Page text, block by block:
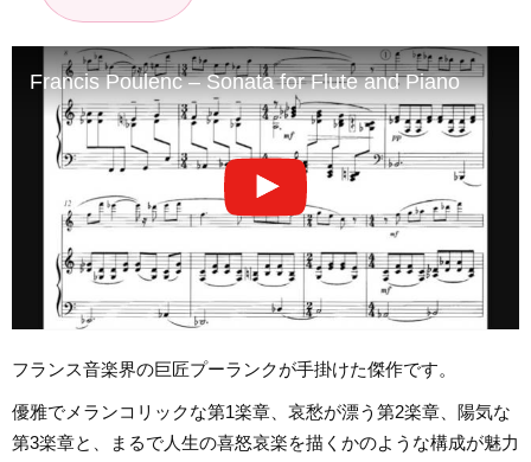
Francis Poulenc – Sonata for Flute and Piano
フランス音楽界の巨匠プーランクが手掛けた傑作です。
優雅でメランコリックな第1楽章、哀愁が漂う第2楽章、陽気な
第3楽章と、まるで人生の喜怒哀楽を描くかのような構成が魅力